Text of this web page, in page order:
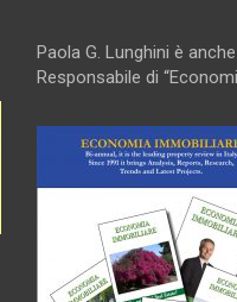
Paola G. Lunghini è
Responsabile di